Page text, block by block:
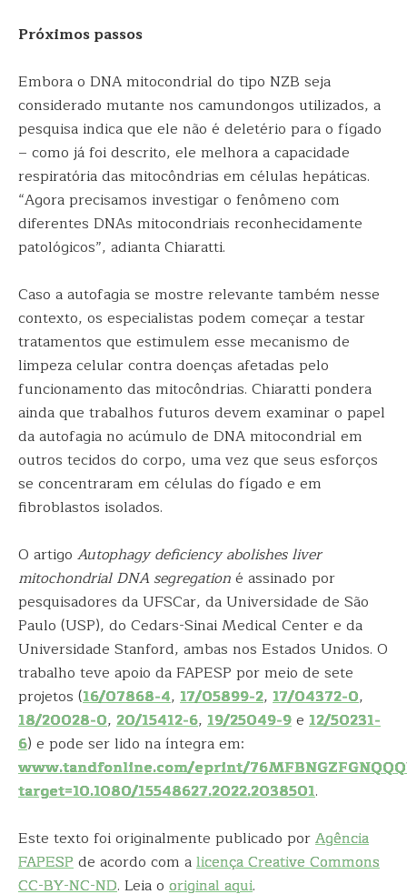
Próximos passos
Embora o DNA mitocondrial do tipo NZB seja
considerado mutante nos camundongos utilizados, a
pesquisa indica que ele não é deletério para o fígado
– como já foi descrito, ele melhora a capacidade
respiratória das mitocôndrias em células hepáticas.
“Agora precisamos investigar o fenômeno com
diferentes DNAs mitocondriais reconhecidamente
patológicos”, adianta Chiaratti.
Caso a autofagia se mostre relevante também nesse
contexto, os especialistas podem começar a testar
tratamentos que estimulem esse mecanismo de
limpeza celular contra doenças afetadas pelo
funcionamento das mitocôndrias. Chiaratti pondera
ainda que trabalhos futuros devem examinar o papel
da autofagia no acúmulo de DNA mitocondrial em
outros tecidos do corpo, uma vez que seus esforços
se concentraram em células do fígado e em
fibroblastos isolados.
O artigo Autophagy deficiency abolishes liver
mitochondrial DNA segregationé assinado por
pesquisadores da UFSCar, da Universidade de São
Paulo (USP), do Cedars-Sinai Medical Center e da
Universidade Stanford, ambas nos Estados Unidos. O
trabalho teve apoio da FAPESP por meio de sete
projetos (16/07868-4, 17/05899-2, 17/04372-0,
18/20028-0, 20/15412-6, 19/25049-9e 12/50231-
6) e pode ser lido na íntegra em:
www.tandfonline.com/eprint/
target=10.1080/15548627.2022.2038501.
Este texto foi originalmente publicado porAgência
FAPESPde acordo com alicença Creative Commons
CC-BY-NC-ND. Leia o original aqui.